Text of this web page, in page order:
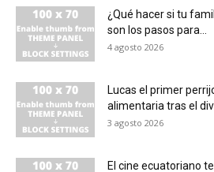
¿Qué hacer si tu
son los pasos para...
4 agosto 2026
Lucas el primer
alimentaria tras el
3 agosto 2026
El cine ecuatoriano